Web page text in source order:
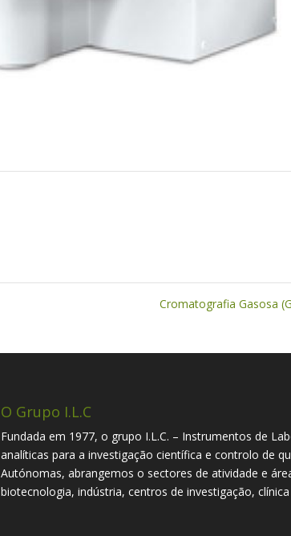
Cromatografia Gasosa
O Grupo I.L.C
Fundada em 1977, o grupo I.L.C. – Instrumentos de
analíticas para a investigação científica e controlo de
Autónomas, abrangemos o sectores de atividade e
biotecnologia, indústria, centros de investigação,